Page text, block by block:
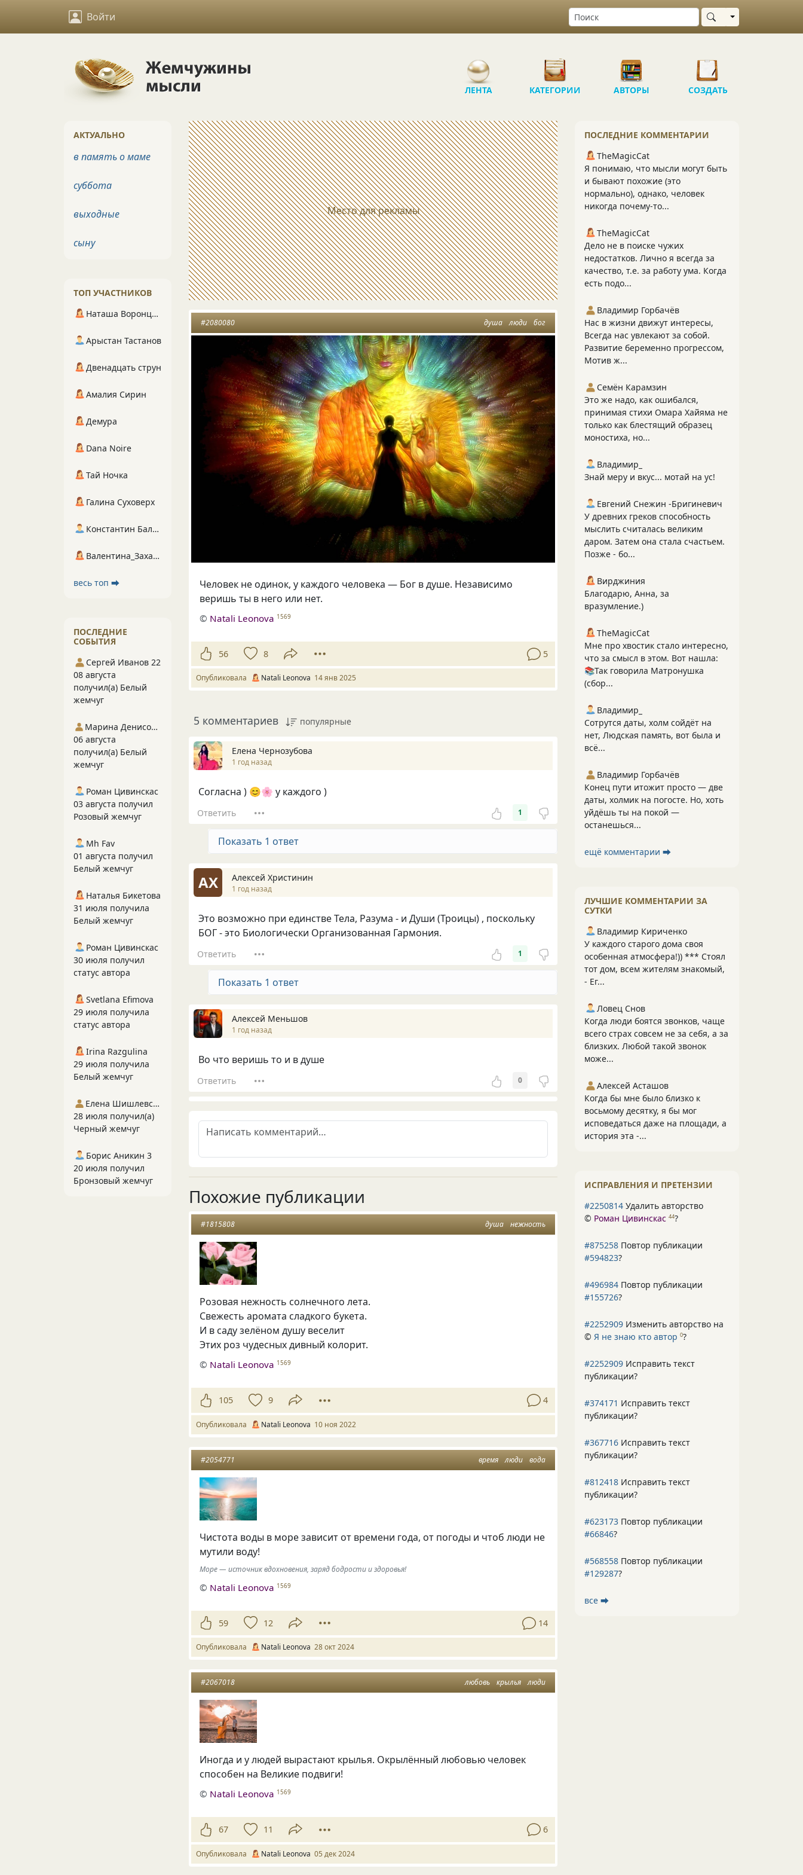
Войти Выбрать область
ЛЕНТА КАТЕГОРИИ АВТОРЫ СОЗДАТЬ
Место для рекламы
душа люди бог
#2080080
Человек не одинок, у каждого человека — Бог в душе. Независимо
веришь ты в него или нет.
© Natali Leonova 1569
56 8 5
Опубликовала Natali Leonova 14 янв 2025
5 комментариев популярные
Елена Чернозубова
1 год назад
Согласна ) 😊🌸 у каждого )
Ответить 1
Показать 1 ответ
АХ Алексей Христинин
1 год назад
Это возможно при единстве Тела, Разума - и Души (Троицы) , поскольку
БОГ - это Биологически Организованная Гармония.
Ответить 1
Показать 1 ответ
Алексей Меньшов
1 год назад
Во что веришь то и в душе
Ответить 0
Похожие публикации
душа нежность
#1815808
Розовая нежность солнечного лета.
Свежесть аромата сладкого букета.
И в саду зелёном душу веселит
Этих роз чудесных дивный колорит.
© Natali Leonova 1569
105 9 4
Опубликовала Natali Leonova 10 ноя 2022
время люди вода
#2054771
Чистота воды в море зависит от времени года, от погоды и чтоб люди не
мутили воду!
Море — источник вдохновения, заряд бодрости и здоровья!
© Natali Leonova 1569
59 12 14
Опубликовала Natali Leonova 28 окт 2024
любовь крылья люди
#2067018
Иногда и у людей вырастают крылья. Окрылённый любовью человек
способен на Великие подвиги!
© Natali Leonova 1569
67 11 6
Опубликовала Natali Leonova 05 дек 2024
ПОСЛЕДНИЕ КОММЕНТАРИИ
TheMagicCat
Я понимаю, что мысли могут быть
и бывают похожие (это
нормально), однако, человек
никогда почему-то...
TheMagicCat
Дело не в поиске чужих
недостатков. Лично я всегда за
качество, т.е. за работу ума. Когда
есть подо...
Владимир Горбачёв
Нас в жизни движут интересы,
Всегда нас увлекают за собой.
Развитие беременно прогрессом,
Мотив ж...
Семён Карамзин
Это же надо, как ошибался,
принимая стихи Омара Хайяма не
только как блестящий образец
моностиха, но...
Владимир_
Знай меру и вкус... мотай на ус!
Евгений Снежин -Бригиневич
У древних греков способность
мыслить считалась великим
даром. Затем она стала счастьем.
Позже - бо...
Вирджиния
Благодарю, Анна, за
вразумление.)
TheMagicCat
Мне про хвостик стало интересно,
что за смысл в этом. Вот нашла:
📚Так говорила Матронушка
(сбор...
Владимир_
Сотрутся даты, холм сойдёт на
нет, Людская память, вот была и
всё...
Владимир Горбачёв
Конец пути итожит просто — две
даты, холмик на погосте. Но, хоть
уйдёшь ты на покой —
останешься...
ещё комментарии ⮕
ЛУЧШИЕ КОММЕНТАРИИ ЗА
СУТКИ
Владимир Кириченко
У каждого старого дома своя
особенная атмосфера!)) *** Стоял
тот дом, всем жителям знакомый,
- Ег...
Ловец Снов
Когда люди боятся звонков, чаще
всего страх совсем не за себя, а за
близких. Любой такой звонок
може...
Алексей Асташов
Когда бы мне было близко к
восьмому десятку, я бы мог
исповедаться даже на площади, а
история эта -...
ИСПРАВЛЕНИЯ И ПРЕТЕНЗИИ
#2250814 Удалить авторство
© Роман Цивинскас 44?
#875258 Повтор публикации
#594823?
#496984 Повтор публикации
#155726?
#2252909 Изменить авторство на
© Я не знаю кто автор 0?
#2252909 Исправить текст
публикации?
#374171 Исправить текст
публикации?
#367716 Исправить текст
публикации?
#812418 Исправить текст
публикации?
#623173 Повтор публикации
#66846?
#568558 Повтор публикации
#129287?
все ⮕
АКТУАЛЬНО
в память о маме
суббота
выходные
сыну
ТОП УЧАСТНИКОВ
Наташа Воронцова
Арыстан Тастанов
Двенадцать струн
Амалия Сирин
Демура
Dana Noire
Тай Ночка
Галина Суховерх
Константин Балухта
Валентина_Захарова
весь топ ⮕
ПОСЛЕДНИЕ
СОБЫТИЯ
Сергей Иванов 22
08 августа
получил(а) Белый
жемчуг
Марина Денисова 5
06 августа
получил(а) Белый
жемчуг
Роман Цивинскас
03 августа получил
Розовый жемчуг
Mh Fav
01 августа получил
Белый жемчуг
Наталья Бикетова
31 июля получила
Белый жемчуг
Роман Цивинскас
30 июля получил
статус автора
Svetlana Efimova
29 июля получила
статус автора
Irina Razgulina
29 июля получила
Белый жемчуг
Елена Шишлевская
28 июля получил(а)
Черный жемчуг
Борис Аникин 3
20 июля получил
Бронзовый жемчуг